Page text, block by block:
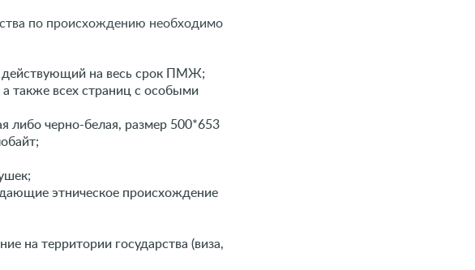
по происхождению необходимо
действующий на весь срок ПМЖ;
также всех страниц с особыми
либо черно-белая, размер 500*653
этническое происхождение
на территории государства (виза,